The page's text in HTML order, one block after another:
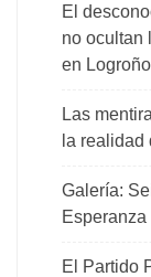
El
no ocultan
en Logroño
Las
la realidad
Galería:
Esperanza
El Partido